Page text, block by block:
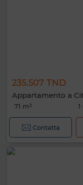
235.507 TND
Appartamento a
71 m² 1
Contatta